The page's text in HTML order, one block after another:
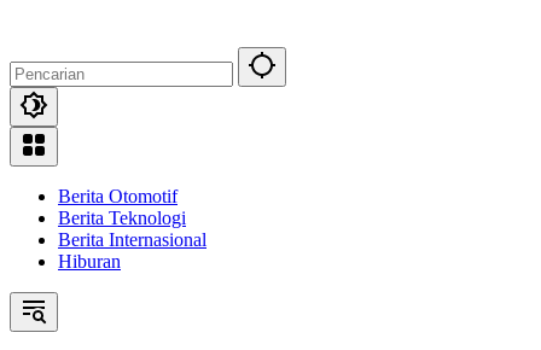
Berita Otomotif
Berita Teknologi
Berita Internasional
Hiburan